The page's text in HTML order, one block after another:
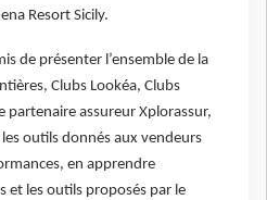
Resort Sicily.
de présenter l’ensemble de la
Clubs Lookéa, Clubs
partenaire assureur Xplorassur,
outils donnés aux vendeurs
en apprendre
et les outils proposés par le